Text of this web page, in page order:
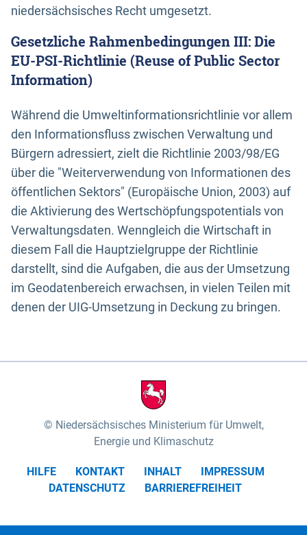
niedersächsisches Recht umgesetzt.
Gesetzliche Rahmenbedingungen III: Die
EU-PSI-Richtlinie (Reuse of Public Sector
Information)
Während die Umweltinformationsrichtlinie vor allem
den Informationsfluss zwischen Verwaltung und
Bürgern adressiert, zielt die Richtlinie 2003/98/EG
über die "Weiterverwendung von Informationen des
öffentlichen Sektors" (Europäische Union, 2003) auf
die Aktivierung des Wertschöpfungspotentials von
Verwaltungsdaten. Wenngleich die Wirtschaft in
diesem Fall die Hauptzielgruppe der Richtlinie
darstellt, sind die Aufgaben, die aus der Umsetzung
im Geodatenbereich erwachsen, in vielen Teilen mit
denen der UIG-Umsetzung in Deckung zu bringen.
Niedersächsisches Ministerium für Umwelt,
Energie und Klimaschutz
HILFE KONTAKT INHALT
IMPRESSUM
DATENSCHUTZ
BARRIEREFREIHEIT